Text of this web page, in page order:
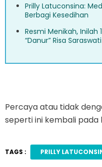
Prilly Latuconsina:
Berbagi Kesedihan
Resmi Menikah, Inilah
“Danur” Risa
Percaya atau tidak
seperti ini kembali
TAGS : PRILLY